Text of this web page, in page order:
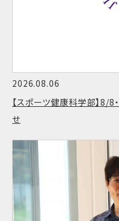
2026.08.06
【スポーツ健康科学部】8/8
せ